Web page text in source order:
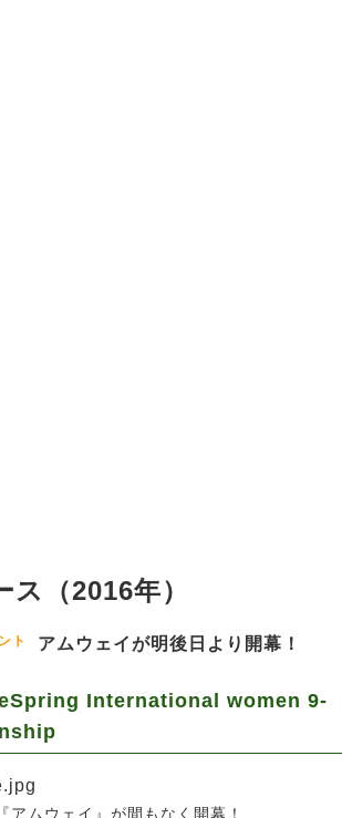
（2016年）
ト アムウェイが明後日より開幕！
eSpring International women 9-
アムウェイ』が間もなく開幕！